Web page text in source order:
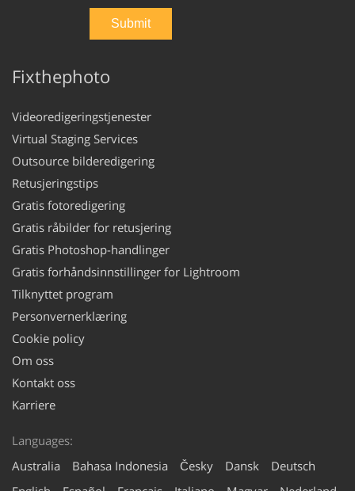
Fixthephoto
Videoredigeringstjenester
Virtual Staging Services
Outsource bilderedigering
Retusjeringstips
Gratis fotoredigering
Gratis råbilder for retusjering
Gratis Photoshop-handlinger
Gratis forhåndsinnstillinger for Lightroom
Tilknyttet program
Personvernerklæring
Cookie policy
Om oss
Kontakt oss
Karriere
Languages:
Australia
Bahasa Indonesia Česky Dansk
Deutsch